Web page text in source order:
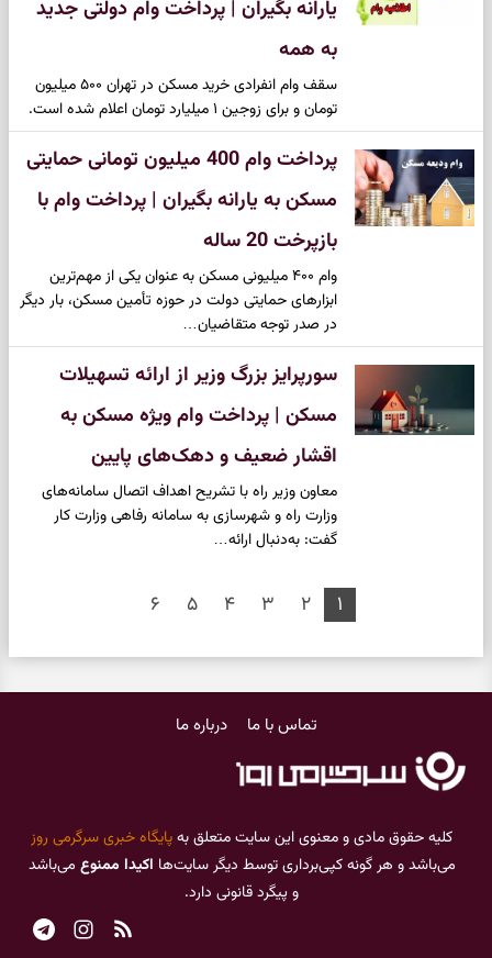
یارانه بگیران | پرداخت وام دولتی جدید
به همه
سقف وام انفرادی خرید مسکن در تهران ۵۰۰ میلیون
تومان و برای زوجین ۱ میلیارد تومان اعلام شده است.
پرداخت وام 400 میلیون تومانی حمایتی
مسکن به یارانه بگیران | پرداخت وام با
بازپرخت 20 ساله
وام ۴۰۰ میلیونی مسکن به عنوان یکی از مهم‌ترین
ابزارهای حمایتی دولت در حوزه تأمین مسکن، بار دیگر
در صدر توجه متقاضیان…
سورپرایز بزرگ وزیر از ارائه تسهیلات
مسکن | پرداخت وام ویژه مسکن به
اقشار ضعیف و دهک‌های پایین
​معاون وزیر راه با تشریح اهداف اتصال سامانه‌های
وزارت راه و شهرسازی به سامانه رفاهی وزارت کار
گفت: به‌دنبال ارائه…
۱ ۲ ۳ ۴ ۵ ۶
تماس با ما درباره ما
کلیه حقوق مادی و معنوی این سایت متعلق بهپایگاه خبری سرگرمی روز
می‌باشد و هر گونه کپی‌برداری توسط دیگر سایت‌ها اکیدا ممنوع می‌باشد
و پیگرد قانونی دارد.